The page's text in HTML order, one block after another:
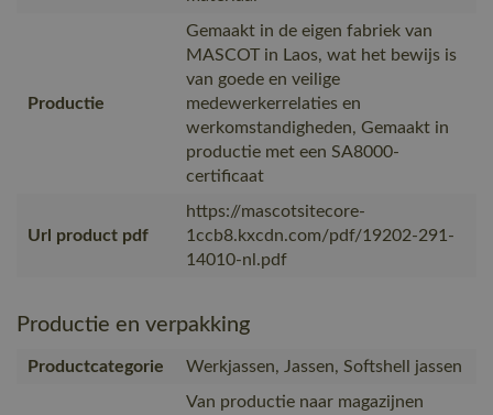
Productie
Gemaakt in de eigen fabriek van
MASCOT in Laos, wat het bewijs is
van goede en veilige
medewerkerrelaties en
werkomstandigheden, Gemaakt in
productie met een SA8000-
certificaat
Url product pdf
https://mascotsitecore-
1ccb8.kxcdn.com/pdf/19202-291-
14010-nl.pdf
Productie en verpakking
Productcategorie Werkjassen, Jassen, Softshell jassen
Van productie naar magazijnen